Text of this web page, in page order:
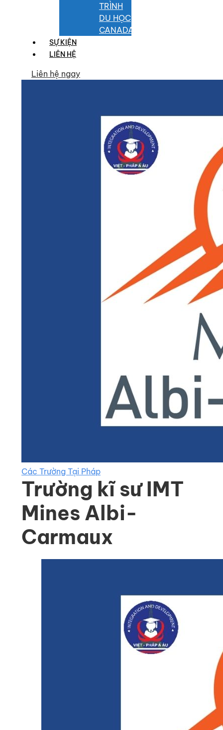
TRÌNH
DU HỌC
CANADA
SỰ KIỆN
LIÊN HỆ
Liên hệ ngay
Các Trường Tại Pháp
Trường kĩ sư IMT
Mines Albi-
Carmaux